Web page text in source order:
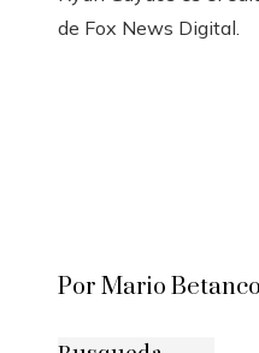
de Fox News Digital.
Por Mario